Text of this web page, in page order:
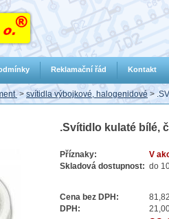
> svítidla výbojkové, halogenidové >
.Svítidlo kulaté bílé,
Příznaky:
V
Skladová dostupnost: do
Cena bez DPH:
81,82
DPH:
Reklamační řád Kontakt